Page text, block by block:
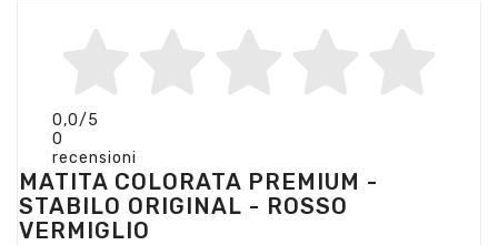
0,0/5
0
recensioni
MATITA COLORATA PREMIUM -
STABILO ORIGINAL - ROSSO
VERMIGLIO